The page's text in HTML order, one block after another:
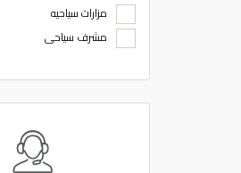
مزارات سياحيه
مشرف سياحى